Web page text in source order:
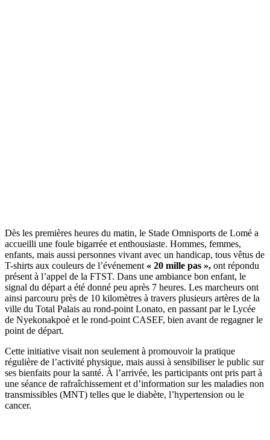
Dès les premières heures du matin, le Stade Omnisports de Lomé a
accueilli une foule bigarrée et enthousiaste. Hommes, femmes,
enfants, mais aussi personnes vivant avec un handicap, tous vêtus de
T-shirts aux couleurs de l’événement « 20 mille pas », ont répondu
présent à l’appel de la FTST. Dans une ambiance bon enfant, le
signal du départ a été donné peu après 7 heures. Les marcheurs ont
ainsi parcouru près de 10 kilomètres à travers plusieurs artères de la
ville du Total Palais au rond-point Lonato, en passant par le Lycée
de Nyekonakpoè et le rond-point CASEF, bien avant de regagner le
point de départ.
Cette initiative visait non seulement à promouvoir la pratique
régulière de l’activité physique, mais aussi à sensibiliser le public sur
ses bienfaits pour la santé. À l’arrivée, les participants ont pris part à
une séance de rafraîchissement et d’information sur les maladies non
transmissibles (MNT) telles que le diabète, l’hypertension ou le
cancer.